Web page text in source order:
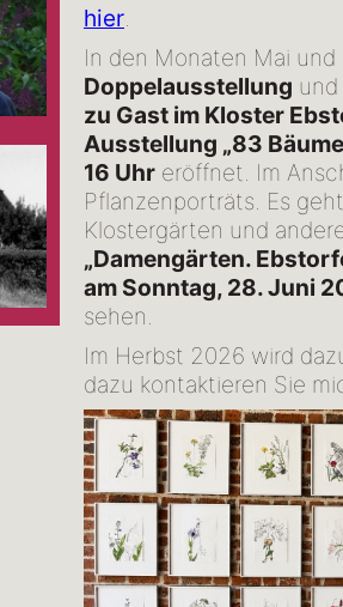
hier.
In den Monaten Mai
Doppelausstellung
zu Gast im Kloster
Ausstellung „83
16 Uhr eröffnet. Im
Pflanzenporträts. Es
Klostergärten und
„Damengärten.
am Sonntag, 28. Juni
sehen.
Im Herbst 2026 wird
dazu kontaktieren Sie